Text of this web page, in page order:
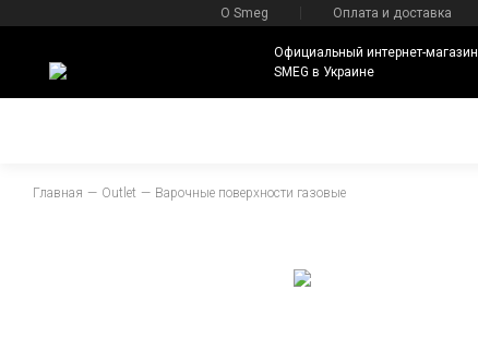
О Smeg Оплата и доставка
Официальный интернет-магазин
SMEG в Украине
Главная Outlet Варочные поверхности газовые